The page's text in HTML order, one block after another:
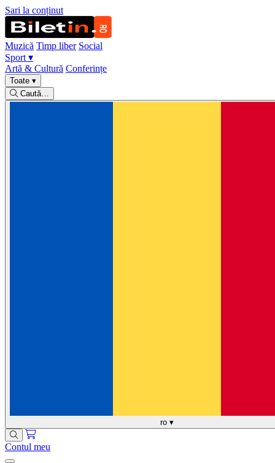
Sari la conținut
Muzică Timp liber Social
Sport ▾
Artă & Cultură Conferințe
Toate ▾
Caută…
ro ▾
Contul meu